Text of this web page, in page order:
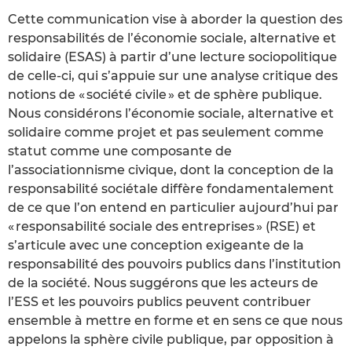
Cette communication vise à aborder la question des
responsabilités de l’économie sociale, alternative et
solidaire (ESAS) à partir d’une lecture sociopolitique
de celle-ci, qui s’appuie sur une analyse critique des
notions de « société civile » et de sphère publique.
Nous considérons l’économie sociale, alternative et
solidaire comme projet et pas seulement comme
statut comme une composante de
l’associationnisme civique, dont la conception de la
responsabilité sociétale diffère fondamentalement
de ce que l’on entend en particulier aujourd’hui par
« responsabilité sociale des entreprises » (RSE) et
s’articule avec une conception exigeante de la
responsabilité des pouvoirs publics dans l’institution
de la société. Nous suggérons que les acteurs de
l’ESS et les pouvoirs publics peuvent contribuer
ensemble à mettre en forme et en sens ce que nous
appelons la sphère civile publique, par opposition à